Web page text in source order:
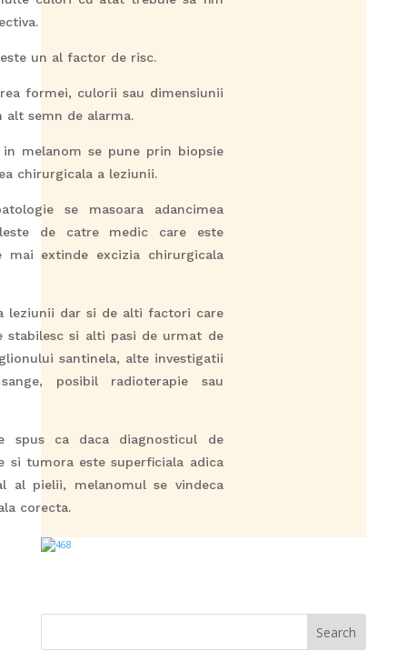
un al factor de risc.
formei, culorii sau dimensiunii
semn de alarma.
melanom se pune prin biopsie
chirurgicala a leziunii.
se masoara adancimea
de catre medic care este
mai extinde excizia chirurgicala
leziunii dar si de alti factori care
stabilesc si alti pasi de urmat de
santinela, alte investigatii
posibil radioterapie sau
spus ca daca diagnosticul de
si tumora este superficiala adica
al pielii, melanomul se vindeca
corecta.
Search